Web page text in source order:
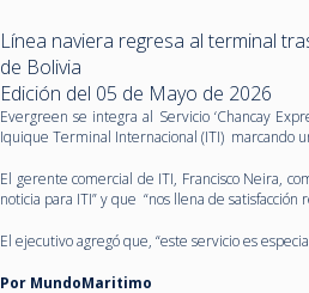
Línea naviera regresa al terminal
de Bolivia
Edición del 05 de Mayo de 2026
Evergreen se integra al Servicio ‘Chancay
Iquique Terminal Internacional (ITI) marcando
El gerente comercial de ITI, Francisco Neira,
noticia para ITI” y que “nos llena de
El ejecutivo agregó que, “este servicio es
Por MundoMaritimo